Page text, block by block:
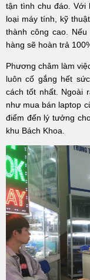
tận tình chu đáo. Với
loại máy tính, kỹ
thành công cao.
hàng sẽ hoàn trả
Phương châm làm
luôn cố gắng hết
cách tốt nhất. Ngoài
như mua bán laptop
điểm đến lý tưởng
khu Bách Khoa.